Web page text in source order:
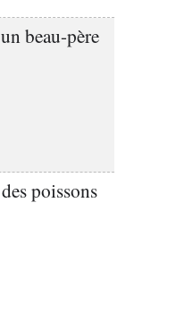
un beau-père
des poissons